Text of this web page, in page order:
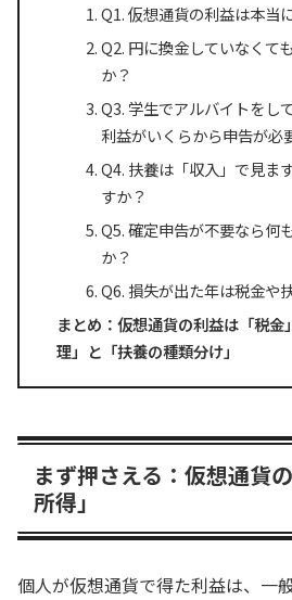
Q1. 仮想通貨の利益は本当
Q2. 円に換金していなくて
か？
Q3. 学生でアルバイトをし
利益がいくらから申告が必
Q4. 扶養は「収入」で見ま
すか？
Q5. 確定申告が不要なら何
か？
Q6. 損失が出た年は税金や
まとめ：仮想通貨の利益は「税
理」と「扶養の種類分け」
まず押さえる：仮想通貨
所得」
個人が仮想通貨で得た利益は、一